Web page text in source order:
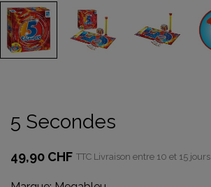
5 Secondes
49,90 CHF TTC Livraison entre 10 et 15 jours